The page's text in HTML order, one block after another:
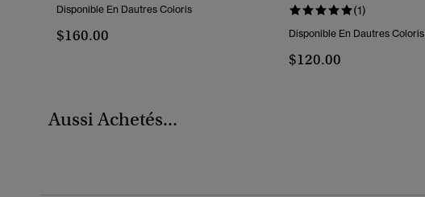
Disponible En Dautres Coloris
$160.00
(1)
Disponible En Dautres Coloris
$120.00
Aussi Achetés...